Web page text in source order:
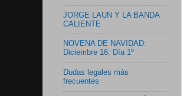
JORGE LAUN Y LA BANDA
CALIENTE
NOVENA DE NAVIDAD:
Diciembre 16: Día 1º
Dudas legales más
frecuentes